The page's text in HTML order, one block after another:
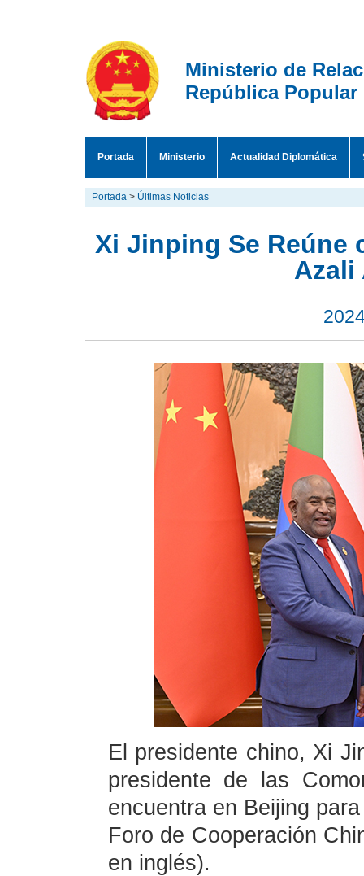
Ministerio de
República Popular
Portada Ministerio Actualidad Diplomática
Portada > Últimas Noticias
Xi Jinping Se Reúne
Azali
El presidente chino, Xi
presidente de las
encuentra en Beijing
Foro de Cooperación
en inglés).